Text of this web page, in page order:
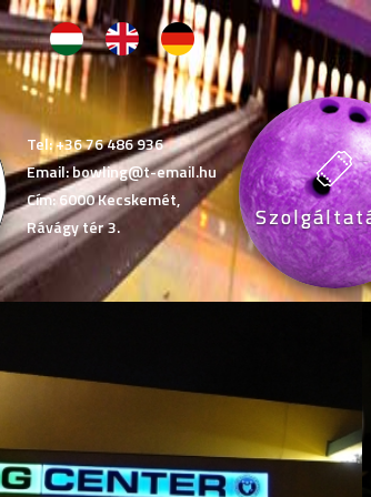
Tel: +36 76 486 936
Email: bowling@t-email.hu
Cím: 6000 Kecskemét,
Rávágy tér 3.